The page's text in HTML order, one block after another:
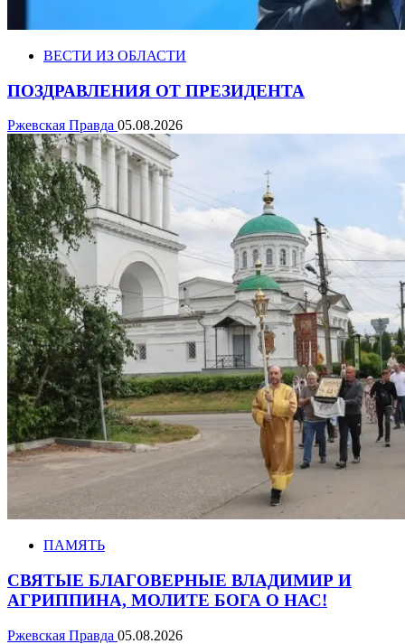
ВЕСТИ ИЗ ОБЛАСТИ
ПОЗДРАВЛЕНИЯ ОТ ПРЕЗИДЕНТА
Ржевская Правда 05.08.2026
ПАМЯТЬ
СВЯТЫЕ БЛАГОВЕРНЫЕ ВЛАДИМИР И
АГРИППИНА, МОЛИТЕ БОГА О НАС!
Ржевская Правда 05.08.2026